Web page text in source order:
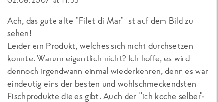
Ach, das gute alte "Filet di Mar" ist auf dem Bild zu
sehen!
Leider ein Produkt, welches sich nicht durchsetzen
konnte. Warum eigentlich nicht? Ich hoffe, es wird
dennoch irgendwann einmal wiederkehren, denn es war
eindeutig eins der besten und wohlschmeckendsten
Fischprodukte die es gibt. Auch der "ich koche selber"-